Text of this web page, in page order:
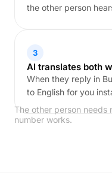
the other person
3
AI translates both
When they reply in
to English for you
The other person
number works.